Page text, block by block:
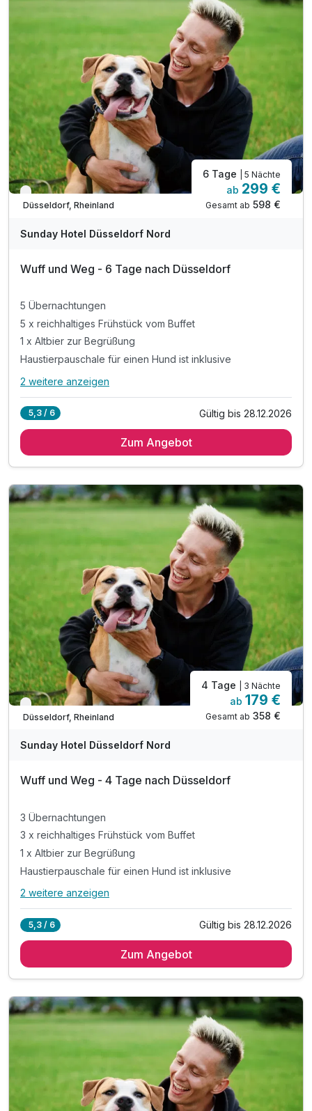
Verfügbar bis Dezember
Düsseldorf, Rheinland
6 Tage | 5 Nächte
ab 299 €
Gesamt ab 598 €
Sunday Hotel Düsseldorf Nord
Wuff und Weg - 6 Tage nach Düsseldorf
5 Übernachtungen
5 x reichhaltiges Frühstück vom Buffet
1 x Altbier zur Begrüßung
Haustierpauschale für einen Hund ist inklusive
Alle Inklusivleistungen
5 x reichhaltiges Frühstück vom Buffet
Ausflugstipps für die Region an der Rezeption
inkl. WLAN im gesamten Hotel
2 weitere anzeigen
5,3 / 6 Gültig bis 28.12.2026
Zum Angebot
Verfügbar bis Dezember
Düsseldorf, Rheinland
4 Tage | 3 Nächte
ab 179 €
Gesamt ab 358 €
Sunday Hotel Düsseldorf Nord
Wuff und Weg - 4 Tage nach Düsseldorf
3 Übernachtungen
3 x reichhaltiges Frühstück vom Buffet
1 x Altbier zur Begrüßung
Haustierpauschale für einen Hund ist inklusive
Alle Inklusivleistungen
3 x reichhaltiges Frühstück vom Buffet
Ausflugstipps für die Region an der Rezeption
inkl. WLAN im gesamten Hotel
2 weitere anzeigen
5,3 / 6 Gültig bis 28.12.2026
Zum Angebot